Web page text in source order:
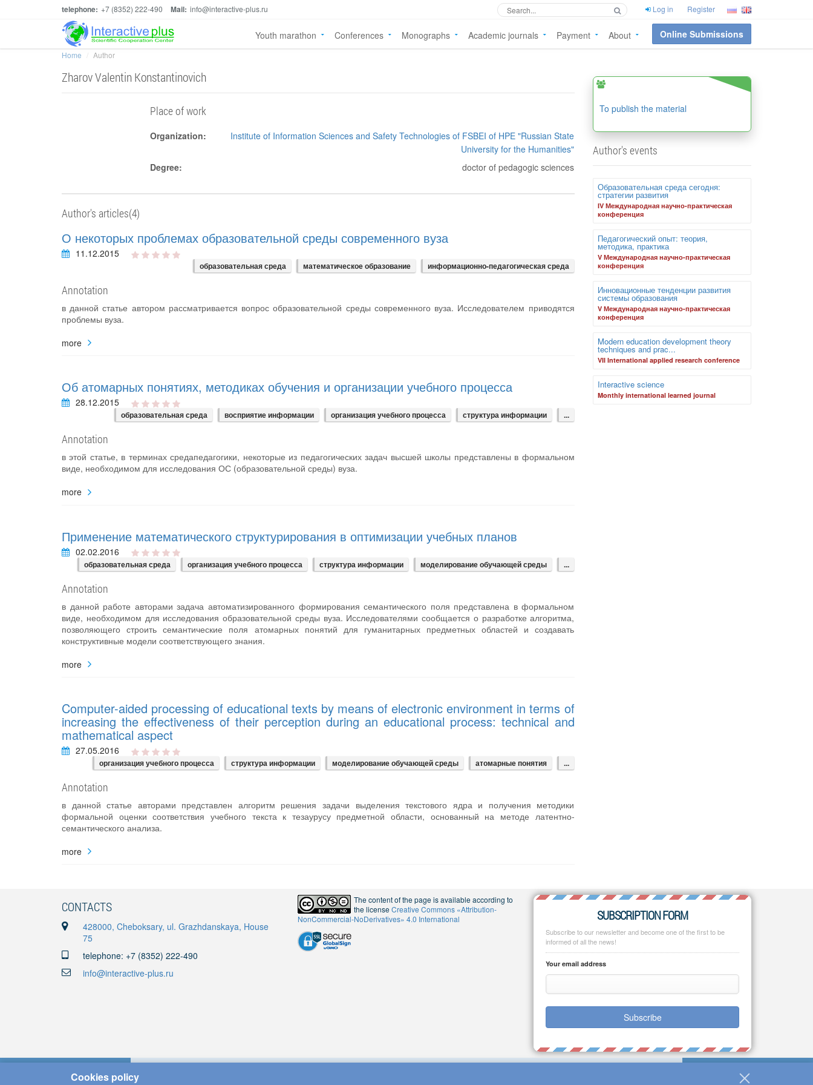
telephone: +7 (8352) 222-490 Mail: info@interactive-plus.ru Log in Register
Youth marathon Conferences Monographs Academic journals Payment About Online Submissions
Home Author
Zharov Valentin Konstantinovich
Place of work
Organization:
Institute of Information Sciences and Safety Technologies of FSBEI of HPE "Russian State
University for the Humanities"
Degree:
doctor of pedagogic sciences
Author's articles(4)
О некоторых проблемах образовательной среды современного вуза
11.12.2015
образовательная среда математическое образование информационно-педагогическая среда
Annotation
в данной статье автором рассматривается вопрос образовательной среды современного вуза. Исследователем приводятся
проблемы вуза.
more
Об атомарных понятиях, методиках обучения и организации учебного процесса
28.12.2015
образовательная среда восприятие информации организация учебного процесса структура информации ...
Annotation
в этой статье, в терминах средапедагогики, некоторые из педагогических задач высшей школы представлены в формальном
виде, необходимом для исследования ОС (образовательной среды) вуза.
more
Применение математического структурирования в оптимизации учебных планов
02.02.2016
образовательная среда организация учебного процесса структура информации моделирование обучающей среды ...
Annotation
в данной работе авторами задача автоматизированного формирования семантического поля представлена в формальном
виде, необходимом для исследования образовательной среды вуза. Исследователями сообщается о разработке алгоритма,
позволяющего строить семантические поля атомарных понятий для гуманитарных предметных областей и создавать
конструктивные модели соответствующего знания.
more
Computer-aided processing of educational texts by means of electronic environment in terms of
increasing the effectiveness of their perception during an educational process: technical and
mathematical aspect
27.05.2016
организация учебного процесса структура информации моделирование обучающей среды атомарные понятия ...
Annotation
в данной статье авторами представлен алгоритм решения задачи выделения текстового ядра и получения методики
формальной оценки соответствия учебного текста к тезаурусу предметной области, основанный на методе латентно-
семантического анализа.
more
To publish the material
Author's events
Образовательная среда сегодня:
стратегии развития
IV Международная научно-практическая
конференция
Педагогический опыт: теория,
методика, практика
V Международная научно-практическая
конференция
Инновационные тенденции развития
системы образования
V Международная научно-практическая
конференция
Modern education development theory
techniques and prac...
VII International applied research conference
Interactive science
Monthly international learned journal
CONTACTS
428000, Cheboksary, ul. Grazhdanskaya, House
75
telephone: +7 (8352) 222-490
info@interactive-plus.ru
The content of the page is available according to
the licenseCreative Commons «Attribution-
NonCommercial-NoDerivatives» 4.0 International
SUBSCRIPTION FORM
Subscribe to our newsletter and become one of the first to be
informed of all the news!
Your email address
Subscribe
Cookies policy